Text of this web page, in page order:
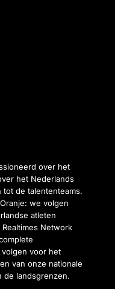
over het
het Nederlands
de talententeams.
we volgen
atleten
Network
voor het
van onze nationale
de landsgrenzen.